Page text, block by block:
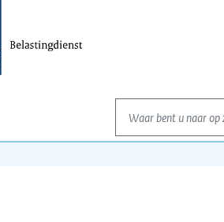
Waar bent u naar